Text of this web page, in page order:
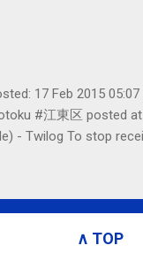
17 Feb 2015
#江東区 posted
- Twilog To stop
∧ TOP